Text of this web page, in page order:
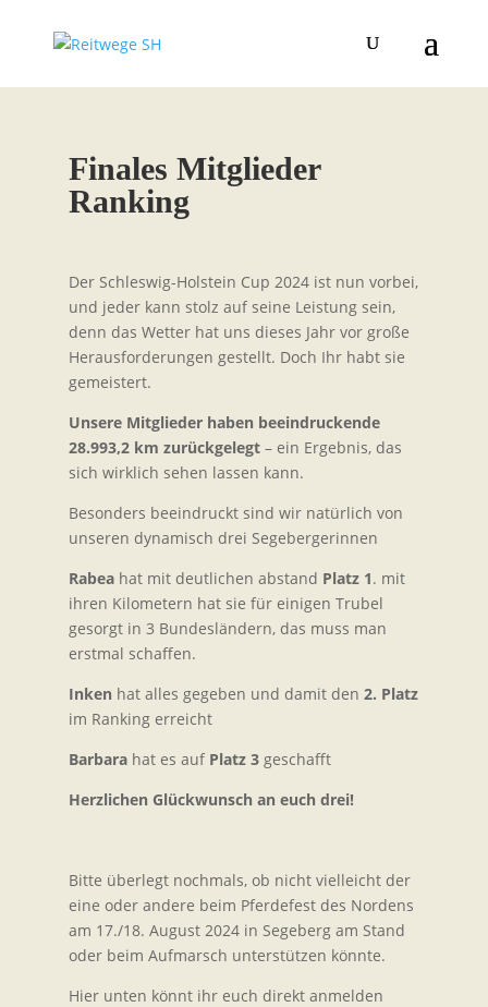
Finales Mitglieder
Ranking
Der Schleswig-Holstein Cup 2024 ist nun vorbei,
und jeder kann stolz auf seine Leistung sein,
denn das Wetter hat uns dieses Jahr vor große
Herausforderungen gestellt. Doch Ihr habt sie
gemeistert.
Unsere Mitglieder haben beeindruckende
28.993,2 km zurückgelegt– ein Ergebnis, das
sich wirklich sehen lassen kann.
Besonders beeindruckt sind wir natürlich von
unseren dynamisch drei Segebergerinnen
Rabeahat mit deutlichen abstand Platz 1. mit
ihren Kilometern hat sie für einigen Trubel
gesorgt in 3 Bundesländern, das muss man
erstmal schaffen.
Inken hat alles gegeben und damit den 2. Platz
im Ranking erreicht
Barbarahat es auf Platz 3geschafft
Herzlichen Glückwunsch an euch drei!
Bitte überlegt nochmals, ob nicht vielleicht der
eine oder andere beim Pferdefest des Nordens
am 17./18. August 2024 in Segeberg am Stand
oder beim Aufmarsch unterstützen könnte.
Hier unten könnt ihr euch direkt anmelden